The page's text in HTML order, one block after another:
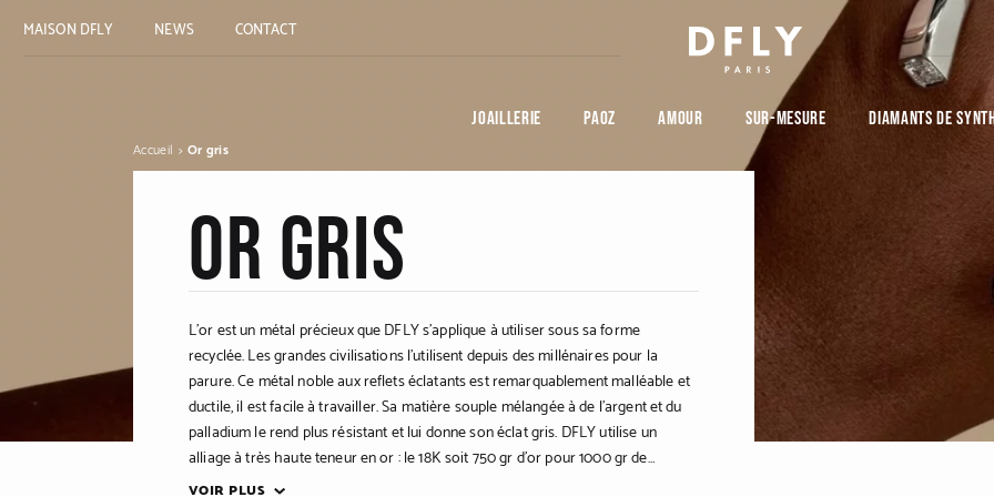
MAISON DFLY NEWS CONTACT
JOAILLERIE PAOZ AMOUR SUR-MESURE DIAMANTS DE
Accueil Or gris
Or gris
L’or est un métal précieux que DFLY s’applique à utiliser sous sa forme
recyclée. Les grandes civilisations l’utilisent depuis des millénaires pour la
parure. Ce métal noble aux reflets éclatants est remarquablement malléable et
ductile, il est facile à travailler. Sa matière souple mélangée à de l’argent et du
palladium le rend plus résistant et lui donne son éclat gris. DFLY utilise un
alliage à très haute teneur en or : le 18K soit 750 gr d’or pour 1000 gr de
matière.
VOIR PLUS